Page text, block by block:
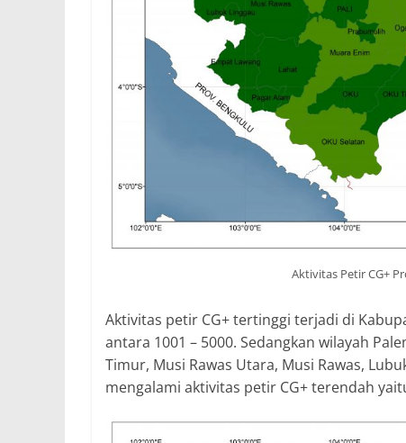
Aktivitas Petir CG+
Aktivitas petir CG+ tertinggi terjadi di
antara 1001 – 5000. Sedangkan wilayah
Timur, Musi Rawas Utara, Musi Rawas,
mengalami aktivitas petir CG+ terendah